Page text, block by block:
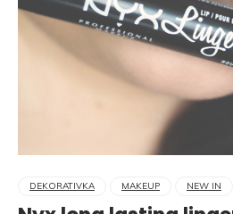
DEKORATIVKA MAKEUP NEW IN